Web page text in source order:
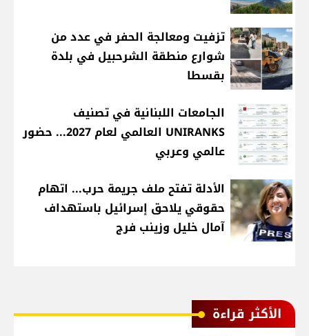
تزفيت ومعالجة الحفر في عدد من
شوارع منطقة الشرحبيل في بلدة
بقسطا
الجامعات اللبنانية في تصنيف
UNIRANKS العالمي لعام 2027... حضور
عالمي وعربي
الأدلة تفتح ملف جريمة حرب... اتهام
حقوقي يلاحق إسرائيل باستهداف
آمال خليل وزينب فرج
الأكثر قراءة